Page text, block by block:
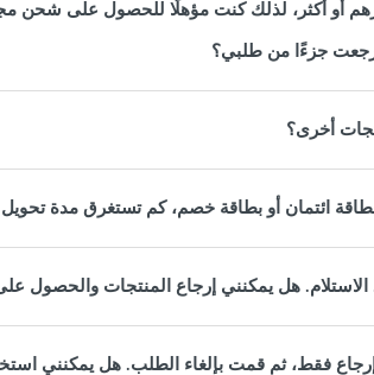
طلبي الأصلي بقيمة 200 درهم أو أكثر، لذلك كنت مؤهلًا للحصول
جزءًا من طلبي؟
أخرى؟
ائتمان أو بطاقة خصم، كم تستغرق مدة تحويل
هل يمكنني إرجاع المنتجات والحصول
فقط، ثم قمت بإلغاء الطلب. هل يمكنني